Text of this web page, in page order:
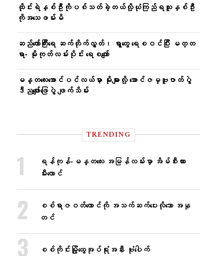
ထိုင်းရဲနှစ်ဦးကိုပစ်သတ်ခဲ့တယ်လို့ယုံကြည်ရသူနှစ်ဦး
ကိုအသေဖမ်းမိ
ဆည်တော်ကြီးရေ ဆက်တိုက်လွှတ်၊ ရွာတွေ ရေစဝင်ပြီး မတ္တ
ရာ- မိုးကုတ်လမ်းပိုင်း ရေစကျော်
မန္တလေးအောင်ပင်လယ်မှာ မိုးများလို့ အောင်ဇမ္ဗူဇာတ်ပွဲ
ဒီညဖျော်ဖြေပွဲ ဖျက်သိမ်း
TRENDING
ရန်ကုန်-မန္တလေး အမြန်လမ်းမှာ အိမ်စီးကား
မီးလောင်
စစ်ရာဇဝတ်ကောင်ကို အသက်ဆက်ပေးလိုသော အနု
တင်
စစ်ကိုင်းမြို့ထွေအုပ်ရုံးအနီး ဗုံးပေါက်